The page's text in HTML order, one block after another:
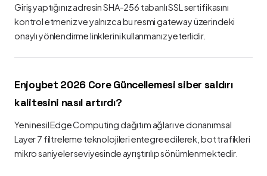
Giriş yaptığınız adresin SHA-256 tabanlı SSL sertifikasını
kontrol etmeniz ve yalnızca bu resmi gateway üzerindeki
onaylı yönlendirme linklerini kullanmanız yeterlidir.
Enjoybet 2026 Core Güncellemesi siber saldırı
kalitesini nasıl artırdı?
Yeni nesil Edge Computing dağıtım ağları ve donanımsal
Layer 7 filtreleme teknolojileri entegre edilerek, bot trafikleri
mikro saniyeler seviyesinde ayrıştırılıp sönümlenmektedir.